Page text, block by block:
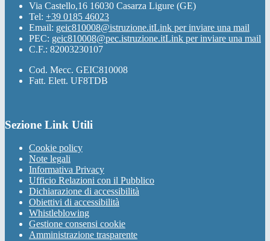
Via Castello,16 16030 Casarza Ligure (GE)
Tel: +39 0185 46023
Email: geic810008@istruzione.itLink per inviare una mail
PEC: geic810008@pec.istruzione.itLink per inviare una mail
C.F.: 82003230107
Cod. Mecc. GEIC810008
Fatt. Elett. UF8TDB
Sezione Link Utili
Cookie policy
Note legali
Informativa Privacy
Ufficio Relazioni con il Pubblico
Dichiarazione di accessibilità
Obiettivi di accessibilità
Whistleblowing
Gestione consensi cookie
Amministrazione trasparente